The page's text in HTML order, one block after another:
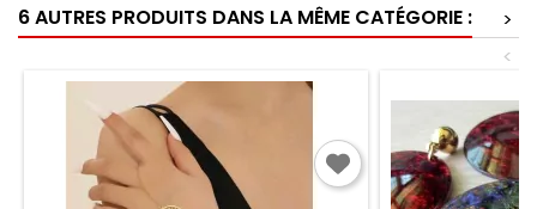
6 AUTRES PRODUITS DANS LA MÊME CATÉGORIE :
>
<